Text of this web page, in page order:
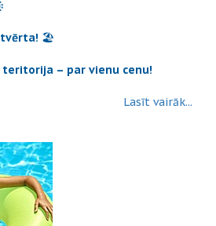
🏖️
teritorija – par vienu cenu!
Lasīt vairāk...